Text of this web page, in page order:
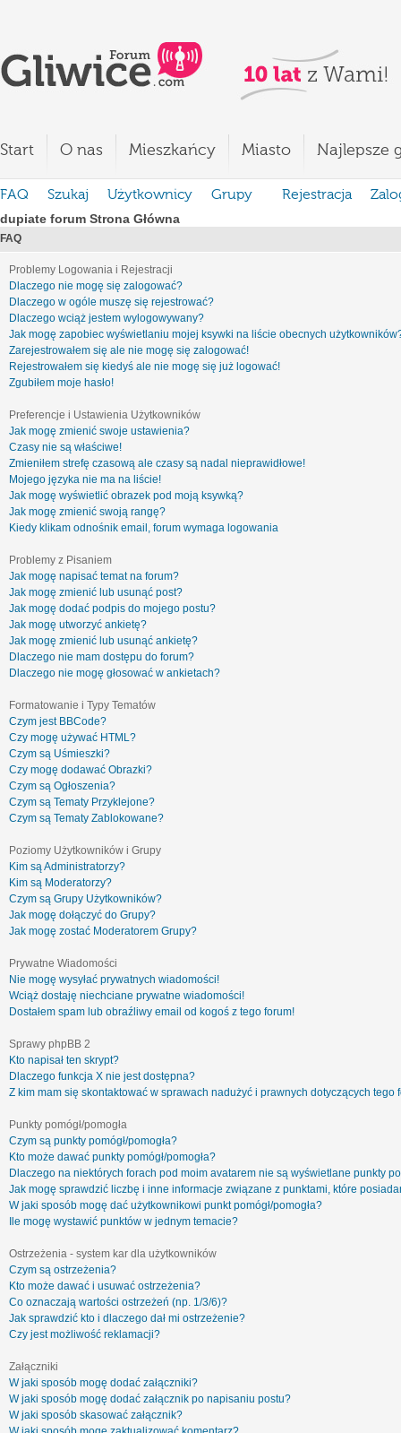
Start O nas Mieszkańcy Miasto Najlepsze
FAQ Szukaj Użytkownicy Grupy Rejestracja
dupiate forum Strona Główna
FAQ
Problemy Logowania i Rejestracji
Dlaczego nie mogę się zalogować?
Dlaczego w ogóle muszę się rejestrować?
Dlaczego wciąż jestem wylogowywany?
Jak mogę zapobiec wyświetlaniu mojej ksywki na liście obecnych
Zarejestrowałem się ale nie mogę się zalogować!
Rejestrowałem się kiedyś ale nie mogę się już logować!
Zgubiłem moje hasło!
Preferencje i Ustawienia Użytkowników
Jak mogę zmienić swoje ustawienia?
Czasy nie są właściwe!
Zmieniłem strefę czasową ale czasy są nadal nieprawidłowe!
Mojego języka nie ma na liście!
Jak mogę wyświetlić obrazek pod moją ksywką?
Jak mogę zmienić swoją rangę?
Kiedy klikam odnośnik email, forum wymaga logowania
Problemy z Pisaniem
Jak mogę napisać temat na forum?
Jak mogę zmienić lub usunąć post?
Jak mogę dodać podpis do mojego postu?
Jak mogę utworzyć ankietę?
Jak mogę zmienić lub usunąć ankietę?
Dlaczego nie mam dostępu do forum?
Dlaczego nie mogę głosować w ankietach?
Formatowanie i Typy Tematów
Czym jest BBCode?
Czy mogę używać HTML?
Czym są Uśmieszki?
Czy mogę dodawać Obrazki?
Czym są Ogłoszenia?
Czym są Tematy Przyklejone?
Czym są Tematy Zablokowane?
Poziomy Użytkowników i Grupy
Kim są Administratorzy?
Kim są Moderatorzy?
Czym są Grupy Użytkowników?
Jak mogę dołączyć do Grupy?
Jak mogę zostać Moderatorem Grupy?
Prywatne Wiadomości
Nie mogę wysyłać prywatnych wiadomości!
Wciąż dostaję niechciane prywatne wiadomości!
Dostałem spam lub obraźliwy email od kogoś z tego forum!
Sprawy phpBB 2
Kto napisał ten skrypt?
Dlaczego funkcja X nie jest dostępna?
Z kim mam się skontaktować w sprawach nadużyć i prawnych dotyczących tego
Punkty pomógł/pomogła
Czym są punkty pomógł/pomogła?
Kto może dawać punkty pomógł/pomogła?
Dlaczego na niektórych forach pod moim avatarem nie są wyświetlane punkty
Jak mogę sprawdzić liczbę i inne informacje związane z punktami, które
W jaki sposób mogę dać użytkownikowi punkt pomógł/pomogła?
Ile mogę wystawić punktów w jednym temacie?
Ostrzeżenia - system kar dla użytkowników
Czym są ostrzeżenia?
Kto może dawać i usuwać ostrzeżenia?
Co oznaczają wartości ostrzeżeń (np. 1/3/6)?
Jak sprawdzić kto i dlaczego dał mi ostrzeżenie?
Czy jest możliwość reklamacji?
Załączniki
W jaki sposób mogę dodać załączniki?
W jaki sposób mogę dodać załącznik po napisaniu postu?
W jaki sposób skasować załącznik?